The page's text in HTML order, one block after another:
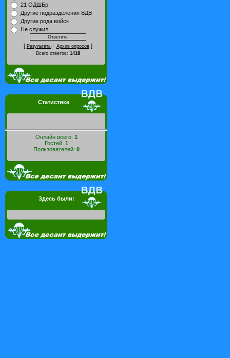
21 ОДШБр
Другие подразделения ВДВ
Другие рода войск
Не служил
[ Результаты· Архив опросов]
Всего ответов: 1418
Статистика
Онлайн всего: 1
Гостей: 1
Пользователей: 0
Здесь были: